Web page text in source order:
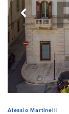
Alessio Martinelli